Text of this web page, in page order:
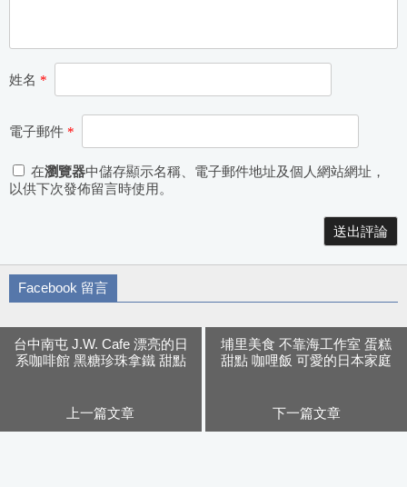
姓名 *
電子郵件 *
在瀏覽器中儲存顯示名稱、電子郵件地址及個人網站網址，
以供下次發佈留言時使用。
Facebook 留言
台中南屯 J.W. Cafe 漂亮的日
系咖啡館 黑糖珍珠拿鐵 甜點
上一篇文章
埔里美食 不靠海工作室 蛋糕
甜點 咖哩飯 可愛的日本家庭
下一篇文章